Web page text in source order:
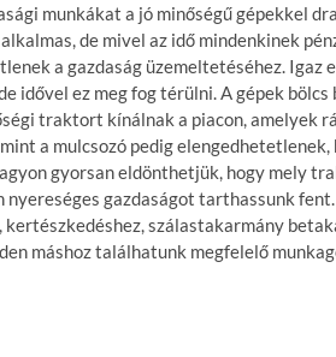
munkákat a jó minőségű gépekkel
de mivel az idő mindenkinek
a gazdaság üzemeltetéséhez.
idővel ez meg fog térülni. A gépek
traktort kínálnak a piacon, amelyek
a mulcsozó pedig
gyorsan eldönthetjük, hogy mely
nyereséges gazdaságot tarthassunk
kertészkedéshez, szálastakarmány
máshoz találhatunk megfelelő